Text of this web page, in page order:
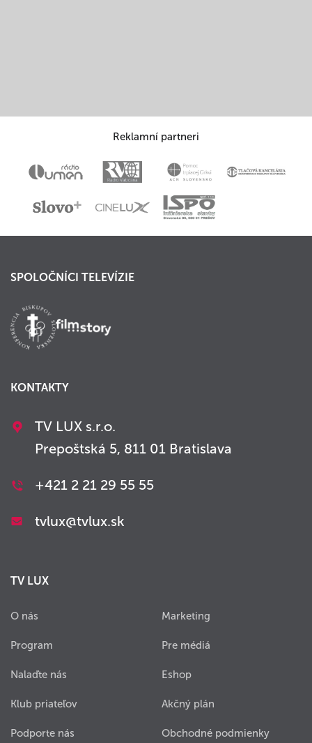
Reklamní partneri
SPOLOČNÍCI TELEVÍZIE
KONTAKTY
TV LUX s.r.o.
Prepoštská 5, 811 01 Bratislava
+421 2 21 29 55 55
tvlux@tvlux.sk
TV LUX
O nás
Program
Nalaďte nás
Klub priateľov
Podporte nás
Marketing
Pre médiá
Eshop
Akčný plán
Obchodné podmienky